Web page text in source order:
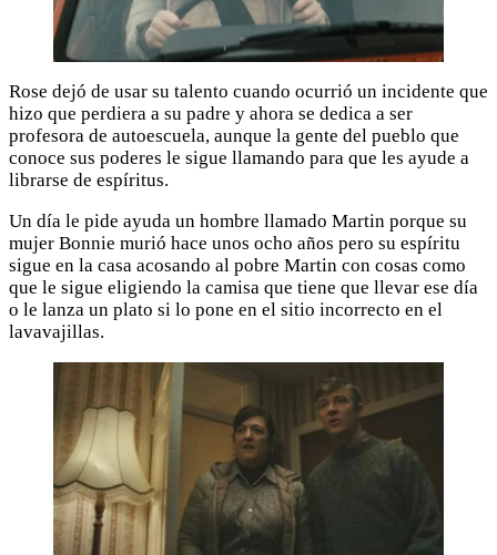
Rose dejó de usar su talento cuando ocurrió un incidente que
hizo que perdiera a su padre y ahora se dedica a ser
profesora de autoescuela, aunque la gente del pueblo que
conoce sus poderes le sigue llamando para que les ayude a
librarse de espíritus.
Un día le pide ayuda un hombre llamado Martin porque su
mujer Bonnie murió hace unos ocho años pero su espíritu
sigue en la casa acosando al pobre Martin con cosas como
que le sigue eligiendo la camisa que tiene que llevar ese día
o le lanza un plato si lo pone en el sitio incorrecto en el
lavavajillas.